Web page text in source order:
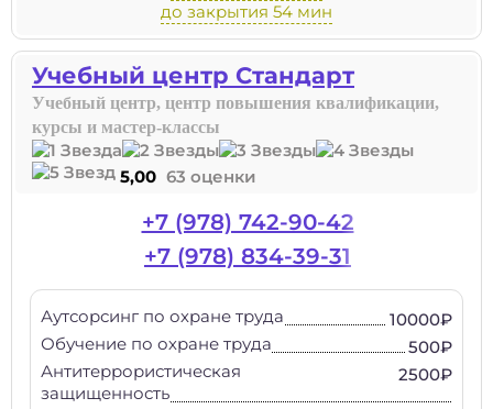
до закрытия 54 мин
Учебный центр Стандарт
Учебный центр, центр повышения квалификации,
курсы и мастер-классы
5,00 63 оценки
+7 (978) 742-90-42
+7 (978) 834-39-31
Аутсорсинг по охране труда
10000₽
Обучение по охране труда
500₽
Антитеррористическая
защищенность
2500₽